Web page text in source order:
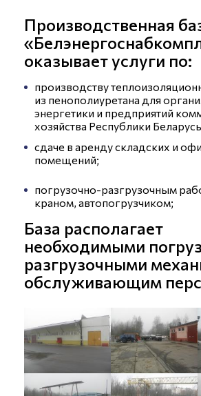
Производственная
оказывает услуги по:
производству
из пенополиуретана для
энергетики и предприятий
хозяйства Республики
сдаче в аренду складских и
помещений;
погрузочно-разгрузочным
краном, автопогрузчиком;
База располагает
необходимыми
разгрузочными
обслуживающим